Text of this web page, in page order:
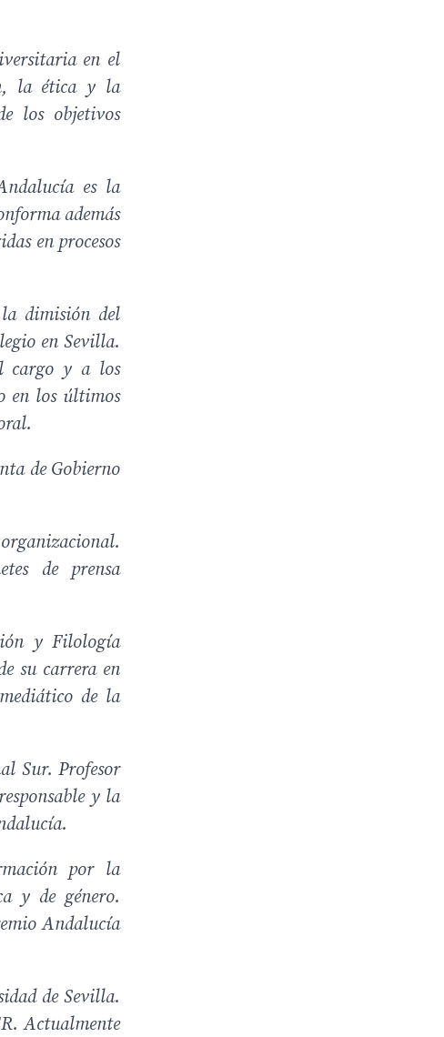
en el
la ética y la
los objetivos
es la
además
en procesos
la dimisión del
en Sevilla.
cargo y a los
en los últimos
de Gobierno
de prensa
y Filología
su carrera en
de la
Sur. Profesor
y la
por la
y de género.
Andalucía
de Sevilla.
Actualmente